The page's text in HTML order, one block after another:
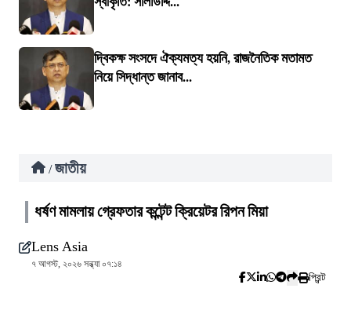
দ্বিকক্ষ সংসদে ঐক্যমত্য হয়নি, রাজনৈতিক মতামত
নিয়ে সিদ্ধান্ত জানাব...
/ জাতীয়
ধর্ষণ মামলায় গ্রেফতার কন্টেন্ট ক্রিয়েটর রিপন মিয়া
Lens Asia
৭ আগস্ট, ২০২৬ সন্ধ্যা ০৭:১৪
প্রিন্ট